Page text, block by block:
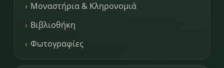
Μοναστήρια & Κληρονομιά
Βιβλιοθήκη
Φωτογραφίες